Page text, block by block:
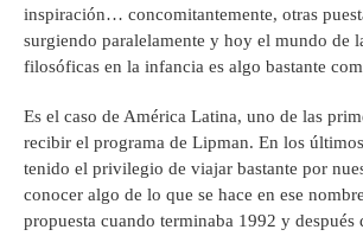
inspiración… concomitantemente, otras
surgiendo paralelamente y hoy el mundo de
filosóficas en la infancia es algo bastante
Es el caso de América Latina, uno de las
recibir el programa de Lipman. En los
tenido el privilegio de viajar bastante por
conocer algo de lo que se hace en ese
propuesta cuando terminaba 1992 y después